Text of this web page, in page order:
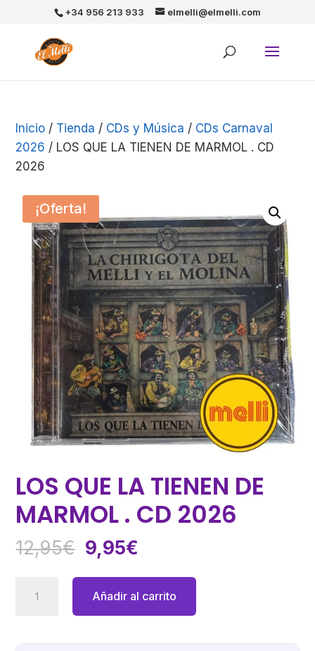
+34 956 213 933 elmelli@elmelli.com
Inicio / Tienda / CDs y Música / CDs Carnaval
2026 / LOS QUE LA TIENEN DE MARMOL . CD
2026
¡Oferta!
LOS QUE LA TIENEN DE
MARMOL . CD 2026
12,95€ El
precio
era:
12,95€.
9,95€
es:
9,95€.
QUE
TIENEN
Añadir al carrito